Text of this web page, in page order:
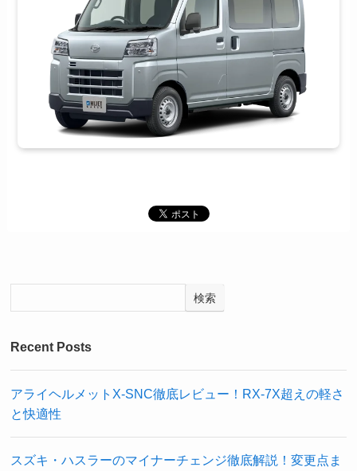
検索
Recent Posts
アライヘルメットX-SNC徹底レビュー！RX-7X超えの軽さ
と快適性
スズキ・ハスラーのマイナーチェンジ徹底解説！変更点ま